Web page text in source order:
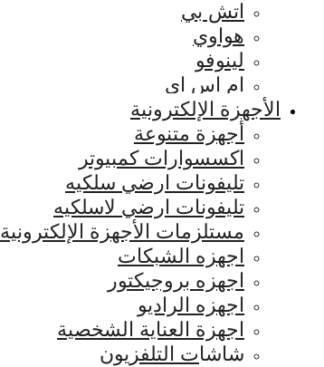
اتش بي
هواوي
لينوفو
ام اس اي
الأجهزة الإلكترونية
أجهزة متنوعة
اكسسوارات كمبيوتر
تليفونات ارضي سلكيه
تليفونات ارضي لاسلكيه
مستلزمات الأجهزة الإلكترونية
اجهزه الشبكات
اجهزه بروجيكتور
اجهزه الراديو
اجهزة العناية الشخصية
شاشات التلفزيون